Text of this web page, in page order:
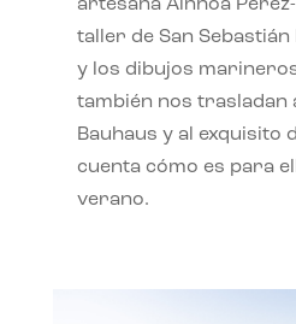
artesana Ainhoa
taller de San
y los dibujos
también nos trasladan
Bauhaus y al exquisito
cuenta cómo es para
verano.